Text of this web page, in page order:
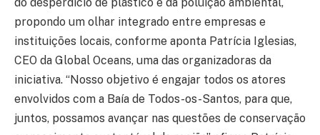
propondo um olhar integrado entre empresas e
instituições locais, conforme aponta Patrícia Iglesias,
CEO da Global Oceans, uma das organizadoras da
iniciativa. “Nosso objetivo é engajar todos os atores
envolvidos com a Baía de Todos-os-Santos, para que,
juntos, possamos avançar nas questões de conservação